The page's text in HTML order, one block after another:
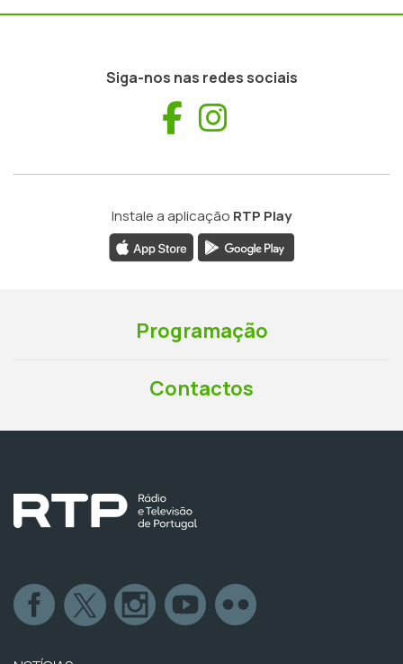
Siga-nos nas redes sociais
Facebook
Instale a aplicação RTP Play
Programação
Contactos